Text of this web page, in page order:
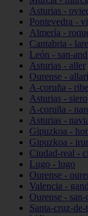
Asturias -
Pontevedra -
Almería -
Cantabria -
León - san-
Asturias - aller
Ourense -
A-coruña -
Asturias - siero
A-coruña -
Asturias -
Gipuzkoa -
Gipuzkoa -
Ciudad-real -
Lugo - lugo
Ourense -
Valencia -
Ourense -
Santa-cruz-